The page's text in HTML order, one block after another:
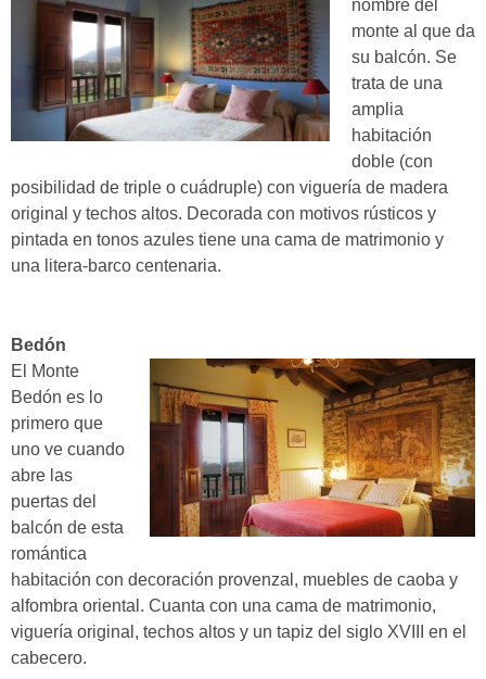
nombre del
monte al que da
su balcón. Se
trata de una
amplia
habitación
doble (con
posibilidad de triple o cuádruple) con viguería de madera
original y techos altos. Decorada con motivos rústicos y
pintada en tonos azules tiene una cama de matrimonio y
una litera-barco centenaria.
Bedón
El Monte
Bedón es lo
primero que
uno ve cuando
abre las
puertas del
balcón de esta
romántica
habitación con decoración provenzal, muebles de caoba y
alfombra oriental. Cuanta con una cama de matrimonio,
viguería original, techos altos y un tapiz del siglo XVIII en el
cabecero.